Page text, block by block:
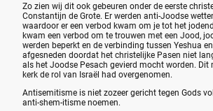
Zo zien wij dit ook gebeuren onder de eerste
Constantijn de Grote. Er werden anti-Joodse
waardoor er een verbod kwam om je tot het
kwam een verbod om te trouwen met een Jood,
werden beperkt en de verbinding tussen Yeshua
afgesneden doordat het christelijke Pasen niet
als het Joodse Pesach gevierd mocht worden. Dit
kerk de rol van Israël had overgenomen.
Antisemitisme is niet zozeer gericht tegen Gods
anti-shem-itisme noemen.